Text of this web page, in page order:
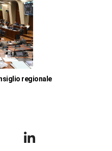
regionale